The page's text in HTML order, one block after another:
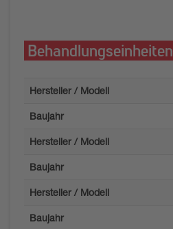
Behandlungseinheiten
Hersteller / Modell
Baujahr
Hersteller / Modell
Baujahr
Hersteller / Modell
Baujahr